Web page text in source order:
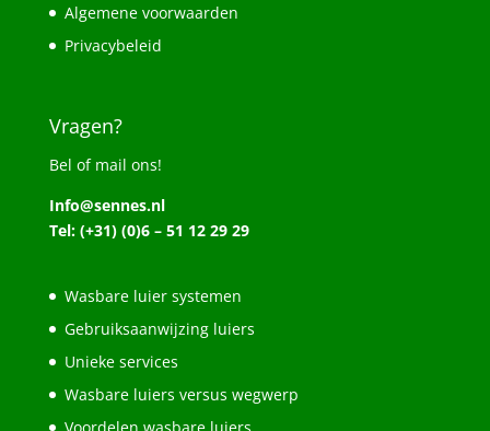
Algemene voorwaarden
Privacybeleid
Vragen?
Bel of mail ons!
Info@sennes.nl
Tel: (+31) (0)6 – 51 12 29 29
Wasbare luier systemen
Gebruiksaanwijzing luiers
Unieke services
Wasbare luiers versus wegwerp